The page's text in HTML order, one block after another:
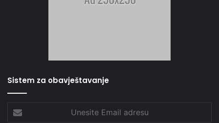
Sistem za obavještavanje
Email